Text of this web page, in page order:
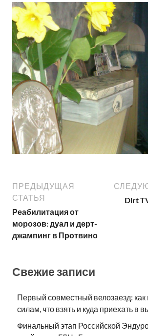
ПРЕДЫДУЩАЯ
СТАТЬЯ
Реабилитация от
морозов: дуал и дерт-
джампинг в Протвино
Dirt
Свежие записи
Первый совместный велозаезд: как
силам, что взять и куда приехать в
Финальный этап Российской